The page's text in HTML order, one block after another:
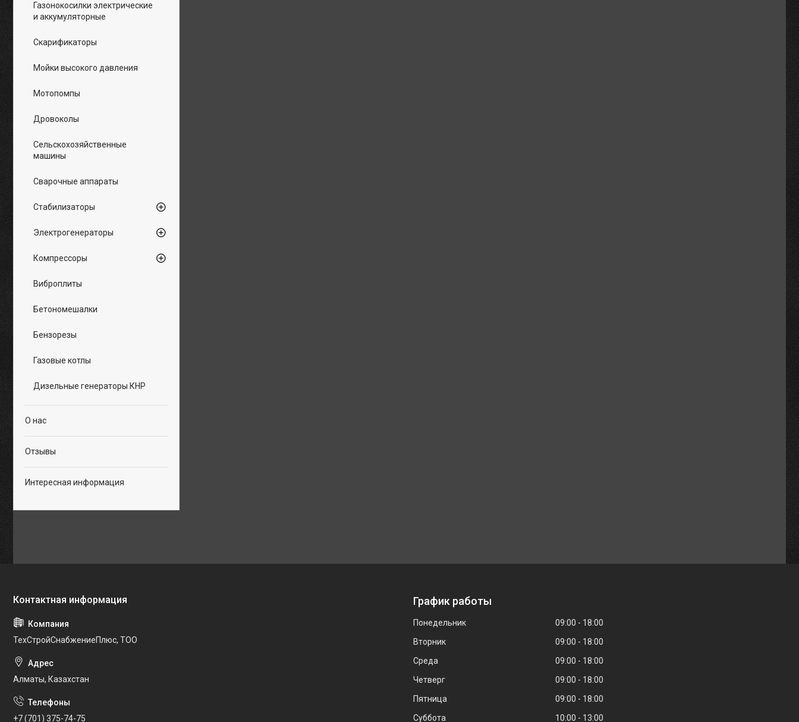
Газонокосилки электрические
и аккумуляторные
Скарификаторы
Мойки высокого давления
Мотопомпы
Дровоколы
Сельскохозяйственные
машины
Сварочные аппараты
Стабилизаторы
Электрогенераторы
Компрессоры
Виброплиты
Бетономешалки
Бензорезы
Газовые котлы
Дизельные генераторы КНР
О нас
Отзывы
Интересная информация
ТехСтройСнабжениеПлюс, ТОО
Алматы, Казахстан
+7 (701) 375-74-75
График работы
Понедельник 09:00
18:00
Вторник
09:00
18:00
Среда
09:00
18:00
Четверг
09:00
18:00
Пятница
09:00
18:00
Суббота
10:00 13:00